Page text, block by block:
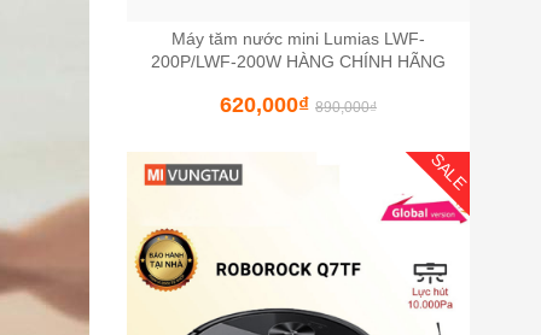
Máy tăm nước mini Lumias LWF-
200P/LWF-200W HÀNG CHÍNH HÃNG
620,000₫ 890,000₫
SALE